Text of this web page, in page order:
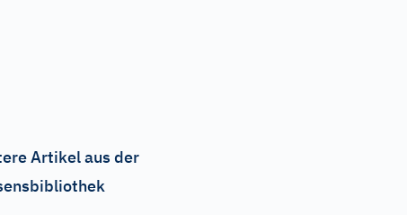
Artikel aus der